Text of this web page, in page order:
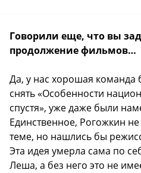
Говорили еще, что вы
продолжение фильмов…
Да, у нас хорошая
снять «Особенности
спустя», уже даже были
Единственное, Рогожкин
теме, но нашлись бы
Эта идея умерла сама по
Леша, а без него это не